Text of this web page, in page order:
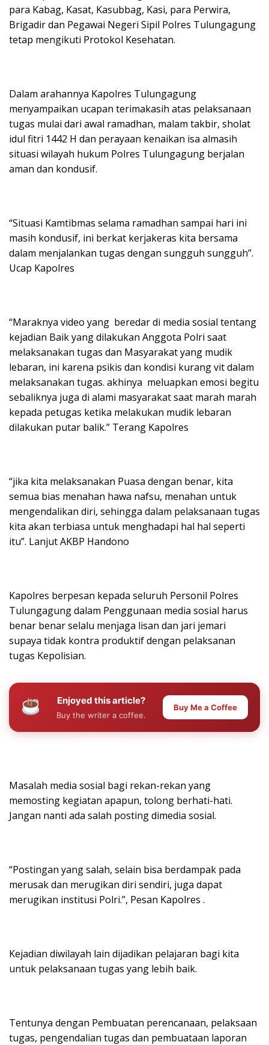
para Kabag, Kasat, Kasubbag, Kasi, para Perwira,
Brigadir dan Pegawai Negeri Sipil Polres Tulungagung
tetap mengikuti Protokol Kesehatan.
Dalam arahannya Kapolres Tulungagung
menyampaikan ucapan terimakasih atas pelaksanaan
tugas mulai dari awal ramadhan, malam takbir, sholat
idul fitri 1442 H dan perayaan kenaikan isa almasih
situasi wilayah hukum Polres Tulungagung berjalan
aman dan kondusif.
“Situasi Kamtibmas selama ramadhan sampai hari ini
masih kondusif, ini berkat kerjakeras kita bersama
dalam menjalankan tugas dengan sungguh sungguh”.
Ucap Kapolres
“Maraknya video yang beredar di media sosial tentang
kejadian Baik yang dilakukan Anggota Polri saat
melaksanakan tugas dan Masyarakat yang mudik
lebaran, ini karena psikis dan kondisi kurang vit dalam
melaksanakan tugas. akhinya meluapkan emosi begitu
sebaliknya juga di alami masyarakat saat marah marah
kepada petugas ketika melakukan mudik lebaran
dilakukan putar balik.” Terang Kapolres
“jika kita melaksanakan Puasa dengan benar, kita
semua bias menahan hawa nafsu, menahan untuk
mengendalikan diri, sehingga dalam pelaksanaan tugas
kita akan terbiasa untuk menghadapi hal hal seperti
itu”. Lanjut AKBP Handono
Kapolres berpesan kepada seluruh Personil Polres
Tulungagung dalam Penggunaan media sosial harus
benar benar selalu menjaga lisan dan jari jemari
supaya tidak kontra produktif dengan pelaksanan
tugas Kepolisian.
Enjoyed this article?
Buy the writer a coffee.
Buy Me a Coffee
Masalah media sosial bagi rekan-rekan yang
memosting kegiatan apapun, tolong berhati-hati.
Jangan nanti ada salah posting dimedia sosial.
“Postingan yang salah, selain bisa berdampak pada
merusak dan merugikan diri sendiri, juga dapat
merugikan institusi Polri.”, Pesan Kapolres .
Kejadian diwilayah lain dijadikan pelajaran bagi kita
untuk pelaksanaan tugas yang lebih baik.
Tentunya dengan Pembuatan perencanaan, pelaksaan
tugas, pengendalian tugas dan pembuataan laporan